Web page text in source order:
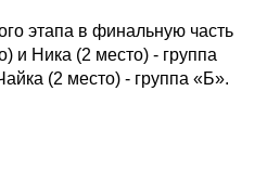
этапа в финальную часть
и Ника (2 место) - группа
(2 место) - группа «Б».